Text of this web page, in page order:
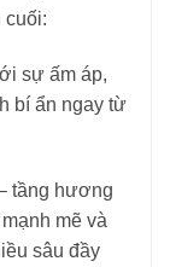
cuối:
sự ấm áp,
bí ẩn ngay từ
tầng hương
mẽ và
sâu đầy